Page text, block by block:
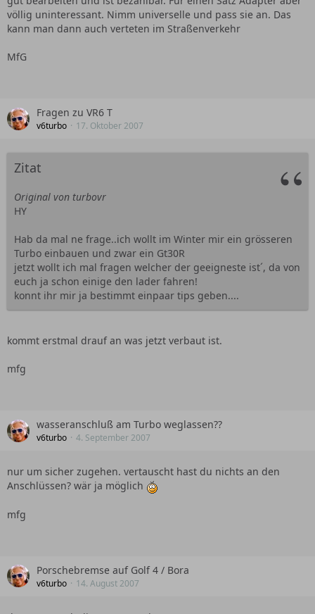
völlig uninteressant. Nimm universelle und pass sie an. Das
kann man dann auch verteten im Straßenverkehr
MfG
Fragen zu VR6 T
v6turbo 17. Oktober 2007
Zitat
Original von turbovr
HY
Hab da mal ne frage..ich wollt im Winter mir ein grösseren
Turbo einbauen und zwar ein Gt30R
jetzt wollt ich mal fragen welcher der geeigneste ist´, da von
euch ja schon einige den lader fahren!
konnt ihr mir ja bestimmt einpaar tips geben....
kommt erstmal drauf an was jetzt verbaut ist.
mfg
wasseranschluß am Turbo weglassen??
v6turbo 4. September 2007
nur um sicher zugehen. vertauscht hast du nichts an den
Anschlüssen? wär ja möglich
mfg
Porschebremse auf Golf 4 / Bora
v6turbo 14. August 2007